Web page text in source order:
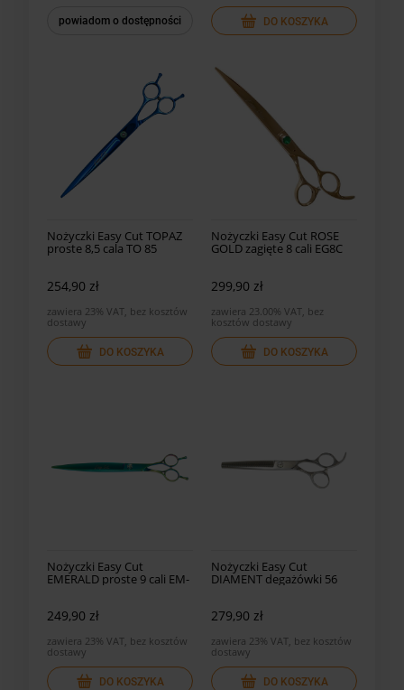
powiadom o dostępności DO KOSZYKA
Nożyczki Easy Cut TOPAZ
proste 8,5 cala TO 85
254,90 zł
zawiera 23% VAT, bez kosztów
dostawy
DO KOSZYKA
Nożyczki Easy Cut ROSE
GOLD zagięte 8 cali EG8C
299,90 zł
zawiera 23.00% VAT, bez
kosztów dostawy
DO KOSZYKA
Nożyczki Easy Cut
EMERALD proste 9 cali EM-
249,90 zł
zawiera 23% VAT, bez kosztów
dostawy
DO KOSZYKA
Nożyczki Easy Cut
DIAMENT degażówki 56
279,90 zł
zawiera 23% VAT, bez kosztów
dostawy
DO KOSZYKA